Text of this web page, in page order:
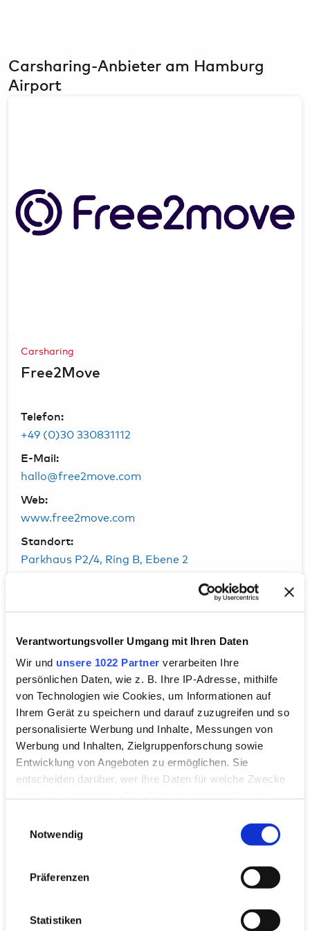
Verantwortungsvoller Umgang mit Ihren Daten
Wir und unsere 1022 Partner verarbeiten Ihre
persönlichen Daten, wie z. B. Ihre IP-Adresse, mithilfe
von Technologien wie Cookies, um Informationen auf
Ihrem Gerät zu speichern und darauf zuzugreifen und so
personalisierte Werbung und Inhalte, Messungen von
Werbung und Inhalten, Zielgruppenforschung sowie
Entwicklung von Angeboten zu ermöglichen. Sie
entscheiden darüber, wer Ihre Daten für welche Zwecke
Trigger Symbol ändern oder widerrufen
Informationen über Ihre geografische Lage
können
Notwendig
Präferenzen
Statistiken
Carsharing-Anbieter am Hamburg
Airport
Free2Move
Carsharing
Telefon:
+49 (0)30 330831112
E-Mail:
hallo@free2move.com
Web:
www.free2move.com
Standort:
Parkhaus P2/4, Ring B, Ebene 2
MILES
Telefon: